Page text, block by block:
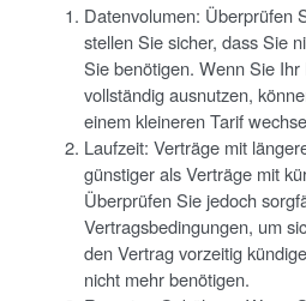
Datenvolumen: Überprüfen
stellen Sie sicher, dass Sie
Sie benötigen. Wenn Sie
vollständig ausnutzen,
einem kleineren Tarif
Laufzeit: Verträge mit
günstiger als Verträge mit
Überprüfen Sie jedoch
Vertragsbedingungen, um
den Vertrag vorzeitig
nicht mehr benötigen.